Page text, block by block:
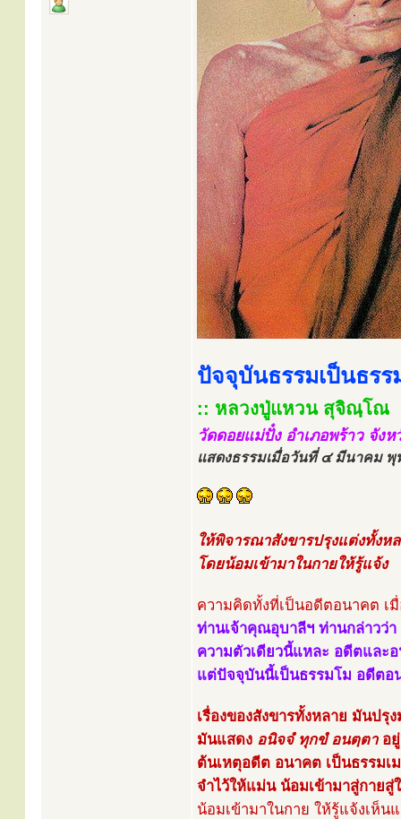
ปัจจุบันธรรมเป็นธรร
:: หลวงปู่แหวน สุจิณฺโณ
วัดดอยแม่ปั๋ง อำเภอพร้าว จังห
แสดงธรรมเมื่อวันที่ ๔ มีนาคม
ให้พิจารณาสังขารปรุงแต่งทั้งห
โดยน้อมเข้ามาในกายให้รู้แจ้ง
ความคิดทั้งที่เป็นอดีตอนาคต เ
ท่านเจ้าคุณอุบาลีฯ ท่านกล่าวว่
ความตัวเดียวนี้แหละ อดีตแล
แต่ปัจจุบันนี้เป็นธรรมโม อดีตอ
เรื่องของสังขารทั้งหลาย มันป
มันแสดง อนิจจํ ทุกขํ อนตฺตาอยู่
ต้นเหตุอดีต อนาคต เป็นธรรมเ
จำไว้ให้แม่น น้อมเข้ามาสู่กายสู่
น้อมเข้ามาในกาย ให้รู้แจ้งเห็น